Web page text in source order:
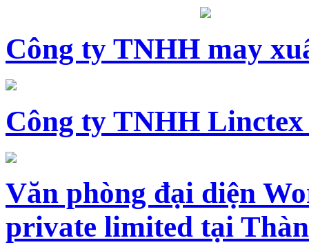
Công ty TNHH may
Công ty TNHH Linctex
Văn phòng đại diện
private limited tại